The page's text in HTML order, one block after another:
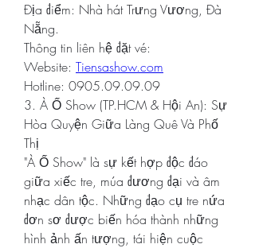
Địa điểm: Nhà hát Trưng Vương, Đà
Nẵng.
Thông tin liên hệ đặt vé:
Website: Tiensashow.com
Hotline: 0905.09.09.09
3. À Ố Show (TP.HCM & Hội An): Sự
Hòa Quyện Giữa Làng Quê Và Phố
Thị
"À Ố Show" là sự kết hợp độc đáo
giữa xiếc tre, múa đương đại và âm
nhạc dân tộc. Những đạo cụ tre nứa
đơn sơ được biến hóa thành những
hình ảnh ấn tượng, tái hiện cuộc